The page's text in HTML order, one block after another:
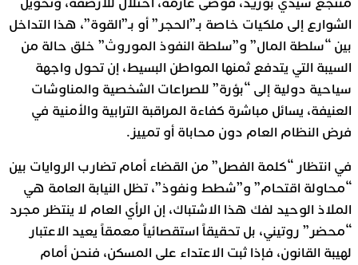
الشوارع إلى ملكيات خاصة بـ”الحجر” أو بـ”القوة”، هذا التداخل
بين “سلطة المال” و”سلطة النفوذ الموروث” خلق حالة من
السيبة التي يتدفع ثمنها المواطن البسيط، إن تحول واجهة
سياحية دولية إلى “بؤرة” للصراعات الشخصية والمناوشات
العنيفة، يسائل مباشرة كفاءة المراقبة الترابية والأمنية في
فرض النظام العام دون محاباة أو تمييز.
في انتظار “كلمة الفصل” من القضاء أمام تضارب الروايات بين
“محاولة اقتحام” و”شطط ونفوذ”، تظل النيابة العامة هي
الملاذ الوحيد لفك هذا الاشتباك، إن الرأي العام لا ينتظر مجرد
“محضر” روتيني، بل تحقيقاً استقصائياً معمقاً يعيد الاعتبار
لهيبة القانون، فإذا ثبت الاعتداء على المسكن، فنحن أمام